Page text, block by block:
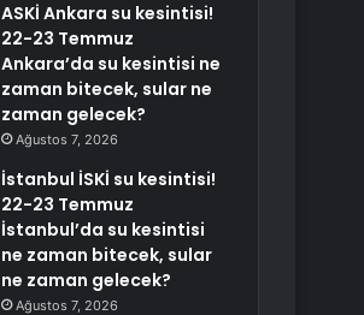
ASKİ Ankara su kesintisi!
22-23 Temmuz
Ankara’da su kesintisi ne
zaman bitecek, sular ne
zaman gelecek?
Ağustos 7, 2026
İstanbul İSKİ su kesintisi!
22-23 Temmuz
İstanbul’da su kesintisi
ne zaman bitecek, sular
ne zaman gelecek?
Ağustos 7, 2026